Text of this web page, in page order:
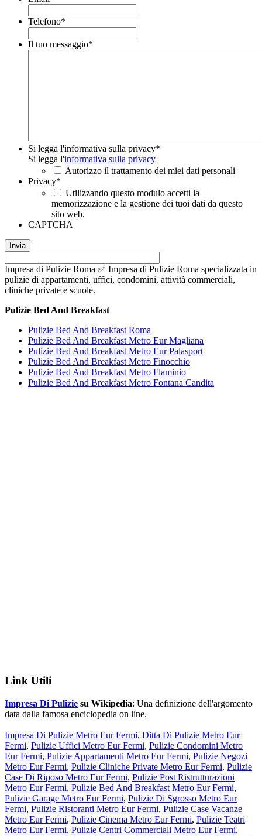
Telefono*
Il tuo messaggio*
Si legga l'informativa sulla privacy*
Si legga l'informativa sulla privacy
Autorizzo il trattamento dei miei dati personali
Privacy*
Utilizzando questo modulo accetti la
memorizzazione e la gestione dei tuoi dati da questo
sito web.
CAPTCHA
Impresa di Pulizie Roma ✅ Impresa di Pulizie Roma specializzata in
pulizie di appartamenti, uffici, condomini, attività commerciali,
cliniche private e scuole.
Pulizie Bed And Breakfast
Pulizie Bed And Breakfast Roma
Pulizie Bed And Breakfast Metro Eur Magliana
Pulizie Bed And Breakfast Metro Eur Palasport
Pulizie Bed And Breakfast Metro Finocchio
Pulizie Bed And Breakfast Metro Flaminio
Pulizie Bed And Breakfast Metro Fontana Candita
Link Utili
Impresa Di Pulizie su Wikipedia: Una definizione dell'argomento
data dalla famosa enciclopedia on line.
Impresa Di Pulizie Metro Eur Fermi, Ditta Di Pulizie Metro Eur
Fermi, Pulizie Uffici Metro Eur Fermi, Pulizie Condomini Metro
Eur Fermi, Pulizie Appartamenti Metro Eur Fermi, Pulizie Negozi
Metro Eur Fermi, Pulizie Cliniche Private Metro Eur Fermi, Pulizie
Case Di Riposo Metro Eur Fermi, Pulizie Post Ristrutturazioni
Metro Eur Fermi, Pulizie Bed And Breakfast Metro Eur Fermi,
Pulizie Garage Metro Eur Fermi, Pulizie Di Sgrosso Metro Eur
Fermi, Pulizie Ristoranti Metro Eur Fermi, Pulizie Case Vacanze
Metro Eur Fermi, Pulizie Cinema Metro Eur Fermi, Pulizie Teatri
Metro Eur Fermi, Pulizie Centri Commerciali Metro Eur Fermi,